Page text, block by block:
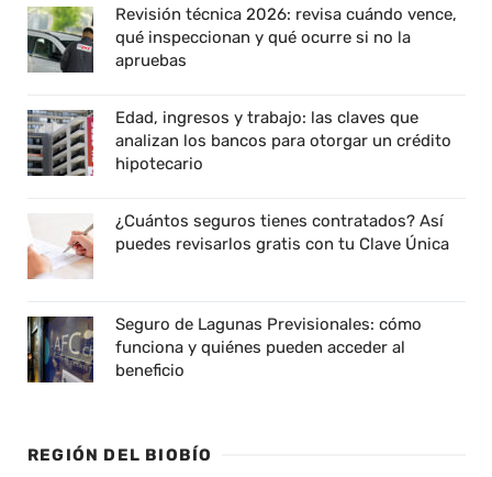
Revisión técnica 2026: revisa cuándo vence,
qué inspeccionan y qué ocurre si no la
apruebas
Edad, ingresos y trabajo: las claves que
analizan los bancos para otorgar un crédito
hipotecario
¿Cuántos seguros tienes contratados? Así
puedes revisarlos gratis con tu Clave Única
Seguro de Lagunas Previsionales: cómo
funciona y quiénes pueden acceder al
beneficio
REGIÓN DEL BIOBÍO